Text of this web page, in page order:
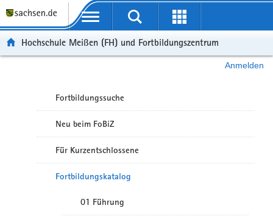
Portalübergreifende Navigation
Hochschule Meißen (FH) und Fortbildungszentrum
Anmelden
Fortbildungssuche
Neu beim FoBiZ
Für Kurzentschlossene
Fortbildungskatalog
01 Führung